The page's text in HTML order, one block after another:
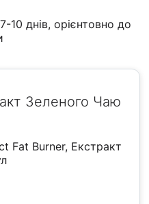
днів, орієнтовно до
Зеленого Чаю
Fat Burner, Екстракт